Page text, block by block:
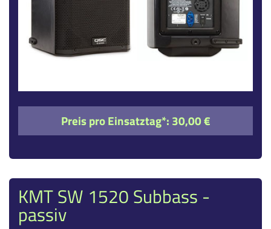
Preis pro Einsatztag*: 30,00 €
KMT SW 1520 Subbass -
passiv